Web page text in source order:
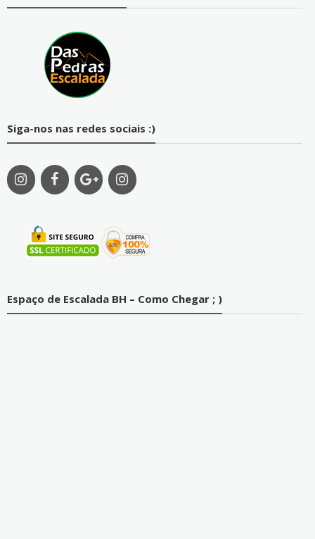
Siga-nos nas redes sociais :)
Espaço de Escalada BH – Como Chegar ; )